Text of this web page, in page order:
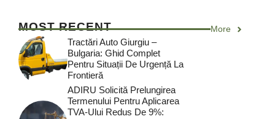
MOST RECENT More
Tractări Auto Giurgiu –
Bulgaria: Ghid Complet
Pentru Situații De Urgență La
Frontieră
ADIRU Solicită Prelungirea
Termenului Pentru Aplicarea
TVA-Ului Redus De 9%: